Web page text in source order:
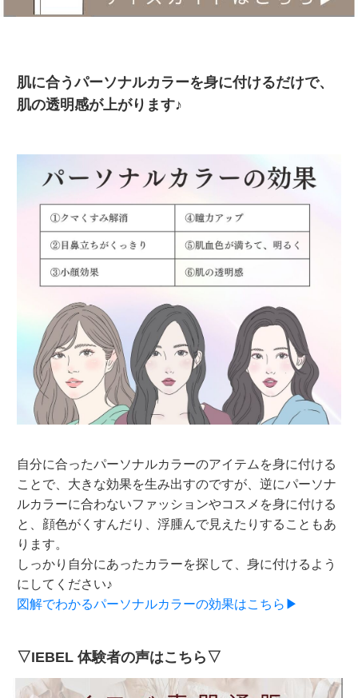
肌に合うパーソナルカラーを身に付けるだけで、
肌の透明感が上がります♪
自分に合ったパーソナルカラーのアイテムを身に付ける
ことで、大きな効果を生み出すのですが、逆にパーソナ
ルカラーに合わないファッションやコスメを身に付ける
と、顔色がくすんだり、浮腫んで見えたりすることもあ
ります。
しっかり自分にあったカラーを探して、身に付けるよう
にしてください♪
図解でわかるパーソナルカラーの効果はこちら▶
▽IEBEL 体験者の声はこちら▽